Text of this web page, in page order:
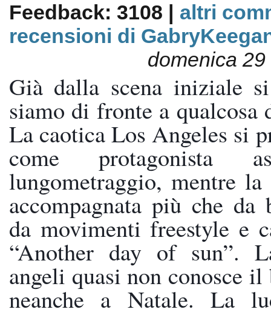
Feedback: 3108 | altri
recensioni di
domenica
Già dalla scena iniziale
siamo di fronte a qualcosa
La caotica Los Angeles si
come protagonista
lungometraggio, mentre
accompagnata più che
da movimenti freestyle e
“Another day of sun”.
angeli quasi non conosce
neanche a Natale. La